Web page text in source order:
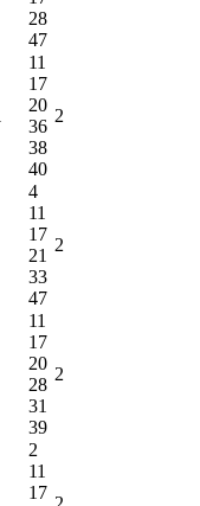
28
47
11
17
20
36
38
40
2
4
11
17
21
33
47
2
11
17
20
28
31
39
2
2
11
17